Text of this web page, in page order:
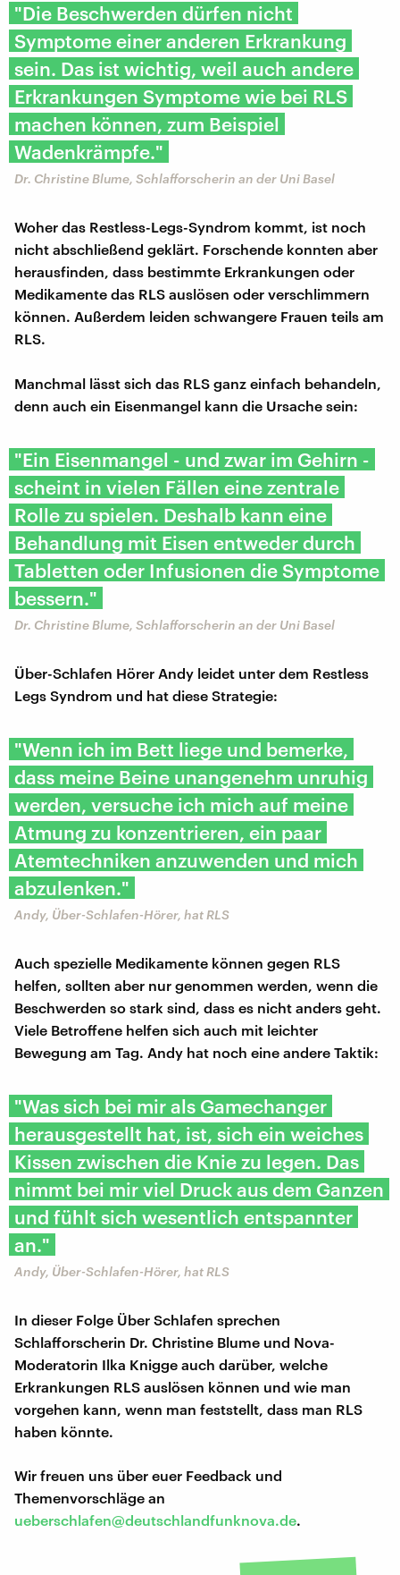
"Die Beschwerden dürfen nicht
Symptome einer anderen Erkrankung
sein. Das ist wichtig, weil auch andere
Erkrankungen Symptome wie bei RLS
machen können, zum Beispiel
Wadenkrämpfe."
Dr. Christine Blume, Schlafforscherin an der Uni Basel
Woher das Restless-Legs-Syndrom kommt, ist noch
nicht abschließend geklärt. Forschende konnten aber
herausfinden, dass bestimmte Erkrankungen oder
Medikamente das RLS auslösen oder verschlimmern
können. Außerdem leiden schwangere Frauen teils am
RLS.
Manchmal lässt sich das RLS ganz einfach behandeln,
denn auch ein Eisenmangel kann die Ursache sein:
"Ein Eisenmangel - und zwar im Gehirn -
scheint in vielen Fällen eine zentrale
Rolle zu spielen. Deshalb kann eine
Behandlung mit Eisen entweder durch
Tabletten oder Infusionen die Symptome
bessern."
Dr. Christine Blume, Schlafforscherin an der Uni Basel
Über-Schlafen Hörer Andy leidet unter dem Restless
Legs Syndrom und hat diese Strategie:
"Wenn ich im Bett liege und bemerke,
dass meine Beine unangenehm unruhig
werden, versuche ich mich auf meine
Atmung zu konzentrieren, ein paar
Atemtechniken anzuwenden und mich
abzulenken."
Andy, Über-Schlafen-Hörer, hat RLS
Auch spezielle Medikamente können gegen RLS
helfen, sollten aber nur genommen werden, wenn die
Beschwerden so stark sind, dass es nicht anders geht.
Viele Betroffene helfen sich auch mit leichter
Bewegung am Tag. Andy hat noch eine andere Taktik:
"Was sich bei mir als Gamechanger
herausgestellt hat, ist, sich ein weiches
Kissen zwischen die Knie zu legen. Das
nimmt bei mir viel Druck aus dem Ganzen
und fühlt sich wesentlich entspannter
an."
Andy, Über-Schlafen-Hörer, hat RLS
In dieser Folge Über Schlafen sprechen
Schlafforscherin Dr. Christine Blume und Nova-
Moderatorin Ilka Knigge auch darüber, welche
Erkrankungen RLS auslösen können und wie man
vorgehen kann, wenn man feststellt, dass man RLS
haben könnte.
Wir freuen uns über euer Feedback und
Themenvorschläge an
ueberschlafen@deutschlandfunknova.de.